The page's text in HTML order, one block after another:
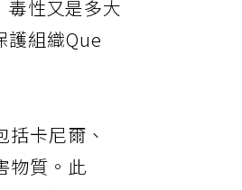
毒性又是多大
護組織Que
卡尼爾、
物質。此